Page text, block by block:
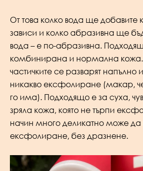
От това колко вода ще добавите
зависи и колко абразивна ще
вода – е по-абразивна.
комбинирана и нормална кожа.
частичките се разварят
никакво ексфолиране (макар,
го има). Подходящо е за суха,
зряла кожа, която не търпи
начин много деликатно може
ексфолиране, без дразнене.